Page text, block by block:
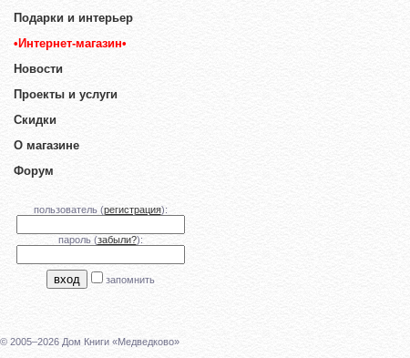
Подарки и интерьер
•Интернет-магазин•
Новости
Проекты и услуги
Скидки
О магазине
Форум
пользователь (регистрация):
пароль (забыли?):
запомнить
© 2005–2026 Дом Книги «Медведково»